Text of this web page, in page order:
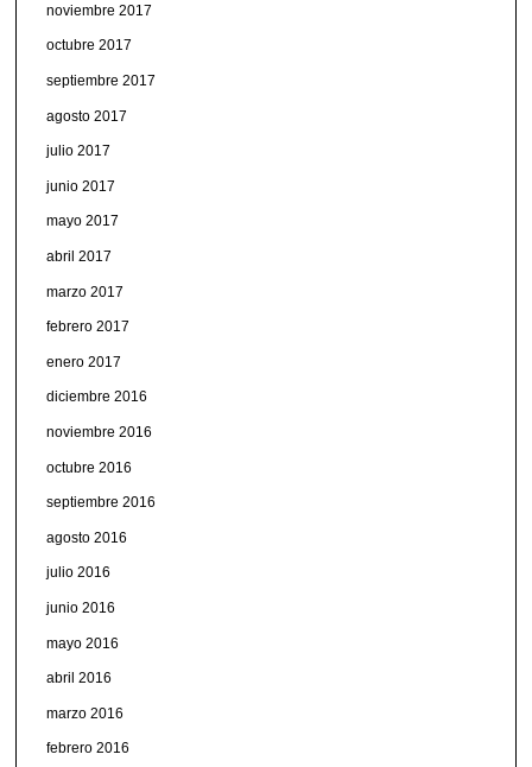
noviembre 2017
octubre 2017
septiembre 2017
agosto 2017
julio 2017
junio 2017
mayo 2017
abril 2017
marzo 2017
febrero 2017
enero 2017
diciembre 2016
noviembre 2016
octubre 2016
septiembre 2016
agosto 2016
julio 2016
junio 2016
mayo 2016
abril 2016
marzo 2016
febrero 2016